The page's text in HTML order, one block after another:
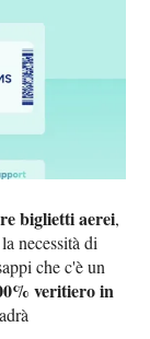
biglietti aerei,
necessità di
che c'è un
veritiero in